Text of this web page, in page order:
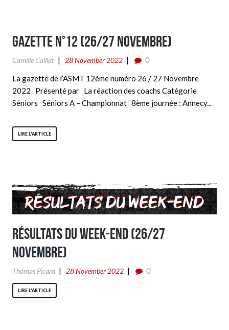
Gazette n°12 (26/27 Novembre)
Camille Caillat 28 November 2022
0
La gazette de l’ASMT 12ème numéro 26 / 27 Novembre
2022 Présenté par La réaction des coachs Catégorie
Séniors Séniors A – Championnat 8ème journée : Annecy...
LIRE L'ARTICLE
Résultats du week-end (26/27
Novembre)
Thomas Picard 28 November 2022 0
LIRE L'ARTICLE